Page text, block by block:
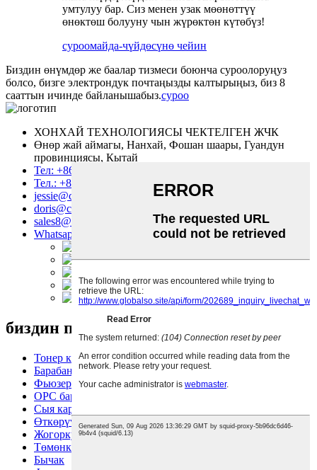
умтулуу бар. Сиз менен узак мөөнөттүү
өнөктөш болууну чын жүрөктөн күтөбүз!
суроомайда-чүйдөсүнө чейин
Биздин өнүмдөр же баалар тизмеси боюнча суроолоруңуз
болсо, бизге электрондук почтаңызды калтырыңыз, биз 8
сааттын ичинде байланышабыз.суроо
ХОНХАЙ ТЕХНОЛОГИЯСЫ ЧЕКТЕЛГЕН ЖЧК
Өнөр жай аймагы, Нанхай, Фошан шаары, Гуандун
провинциясы, Кытай
Тел: +86 757 86771039
Тел.: +86 14739630203
jessie@copierconsumables.com
doris@copierconsumables.com
sales8@copierconsumables.com
Whatsapp: 8614739630203
биздин продукциялар
Тонер картриджи
Барабан блогу
Фьюзер блогу
OPC барабаны
Сыя картриджи
Өткөрүү куру
Жогорку фьюзер ролиги
Төмөнкү басымдагы ролик
Бычак